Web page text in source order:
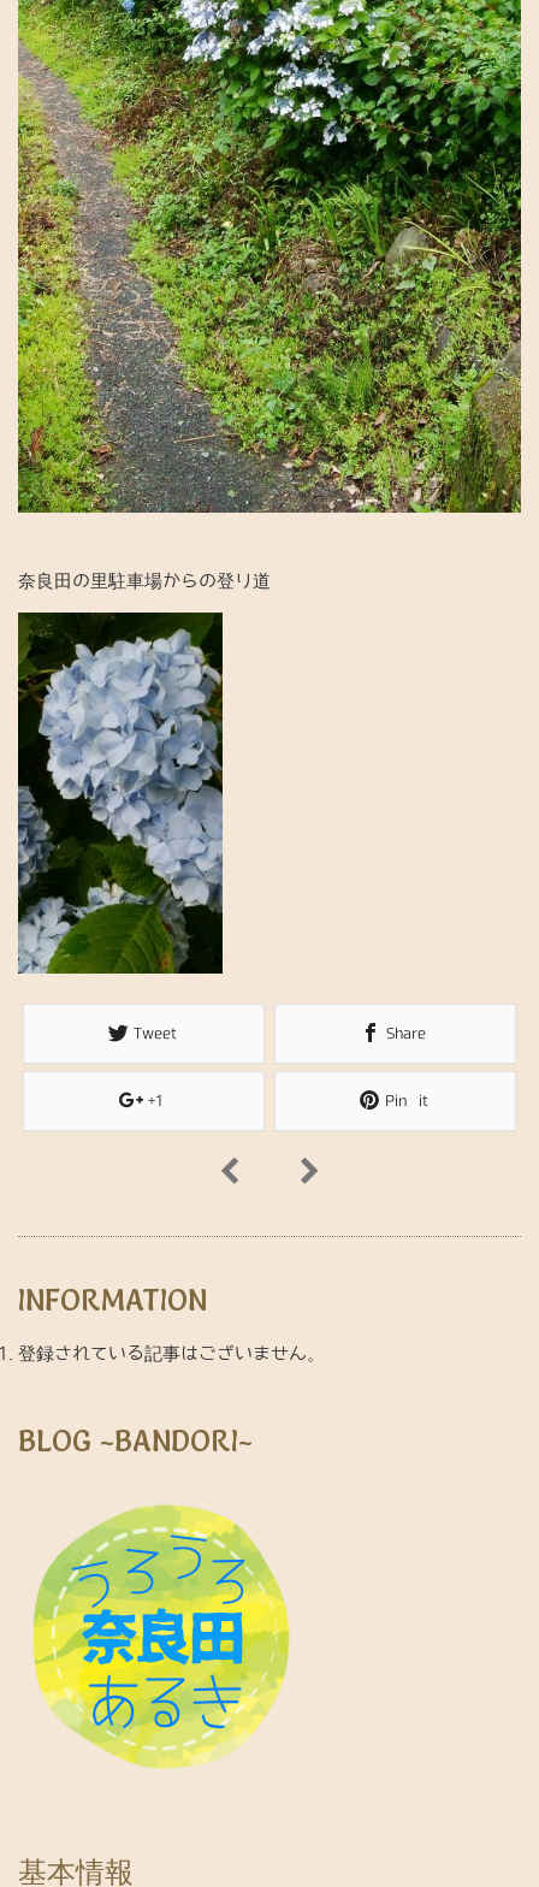
奈良田の里駐車場からの登り道
Tweet Share
+1 Pin it
INFORMATION
登録されている記事はございません。
BLOG ~BANDORI~
基本情報